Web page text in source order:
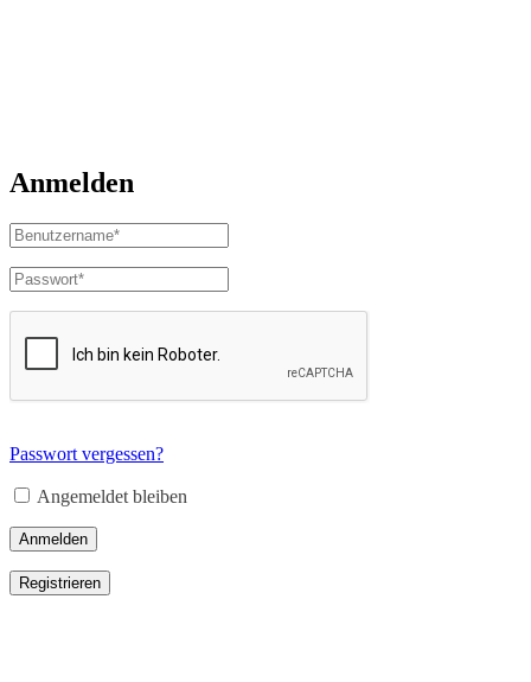
Anmelden
Passwort vergessen?
Angemeldet bleiben
Anmelden
Registrieren